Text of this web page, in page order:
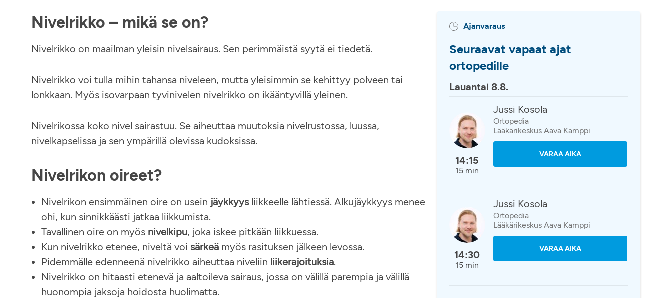
Nivelrikko – mikä se on?
Nivelrikko on maailman yleisin nivelsairaus. Sen perimmäistä syytä ei tiedetä.
Nivelrikko voi tulla mihin tahansa niveleen, mutta yleisimmin se kehittyy polveen tai
lonkkaan. Myös isovarpaan tyvinivelen nivelrikko on ikääntyvillä yleinen.
Nivelrikossa koko nivel sairastuu. Se aiheuttaa muutoksia nivelrustossa, luussa,
nivelkapselissa ja sen ympärillä olevissa kudoksissa.
Nivelrikon oireet?
Nivelrikon ensimmäinen oire on usein jäykkyysliikkeelle lähtiessä. Alkujäykkyys menee
ohi, kun sinnikkäästi jatkaa liikkumista.
Tavallinen oire on myös nivelkipu, joka iskee pitkään liikkuessa.
Kun nivelrikko etenee, niveltä voi särkeä myös rasituksen jälkeen levossa.
Pidemmälle edenneenä nivelrikko aiheuttaa niveliin liikerajoituksia.
Nivelrikko on hitaasti etenevä ja aaltoileva sairaus, jossa on välillä parempia ja välillä
huonompia jaksoja hoidosta huolimatta.
Ajanvaraus
Seuraavat vapaat ajat
ortopedille
Lauantai 8.8.
14:15
15 min
Jussi Kosola
Ortopedia
Lääkärikeskus Aava Kamppi
VARAA AIKA
14:30
15 min
Jussi Kosola
Ortopedia
Lääkärikeskus Aava Kamppi
VARAA AIKA